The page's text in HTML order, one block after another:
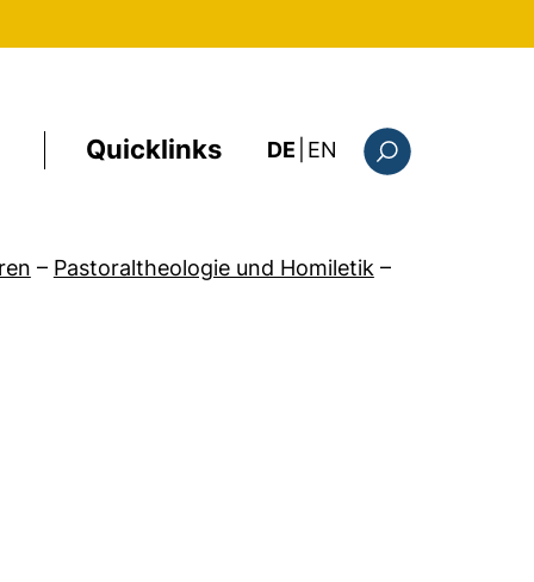
Quicklinks DE EN : the current page
– Pastoraltheologie und Homiletik –